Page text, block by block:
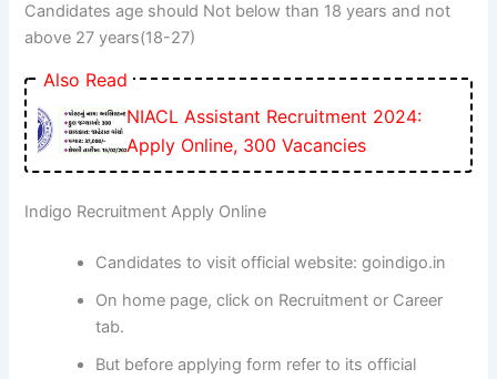
Candidates age should Not below than 18 years and not
above 27 years(18-27)
Also Read
NIACL Assistant Recruitment 2024:
Apply Online, 300 Vacancies
Indigo Recruitment Apply Online
Candidates to visit official website: goindigo.in
On home page, click on Recruitment or Career
tab.
But before applying form refer to its official